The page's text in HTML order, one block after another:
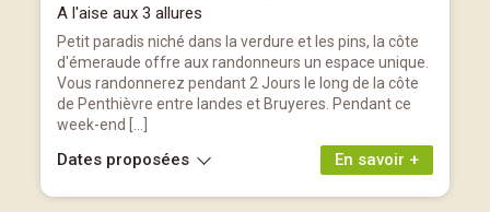
A l'aise aux 3 allures
Petit paradis niché dans la verdure et les pins, la côte
d'émeraude offre aux randonneurs un espace unique.
Vous randonnerez pendant 2 Jours le long de la côte
de Penthièvre entre landes et Bruyeres. Pendant ce
week-end […]
En savoir +
Dates proposées